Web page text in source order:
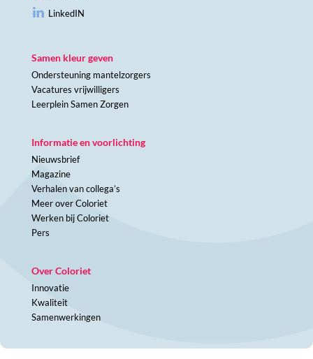
LinkedIN
Samen kleur geven
Ondersteuning mantelzorgers
Vacatures vrijwilligers
Leerplein Samen Zorgen
Informatie en voorlichting
Nieuwsbrief
Magazine
Verhalen van collega’s
Meer over Coloriet
Werken bij Coloriet
Pers
Over Coloriet
Innovatie
Kwaliteit
Samenwerkingen